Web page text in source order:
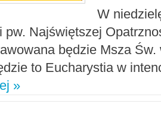
W
pw. Najświętszej
będzie Msza Św.
to Eucharystia w
»